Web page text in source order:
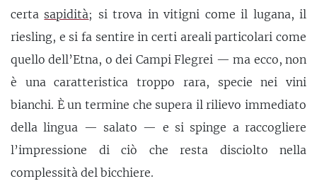
certa sapidità; si trova in vitigni come il lugana, il
riesling, e si fa sentire in certi areali particolari come
quello dell’Etna, o dei Campi Flegrei — ma ecco, non
è una caratteristica troppo rara, specie nei vini
bianchi. È un termine che supera il rilievo immediato
della lingua — salato — e si spinge a raccogliere
l’impressione di ciò che resta disciolto nella
complessità del bicchiere.